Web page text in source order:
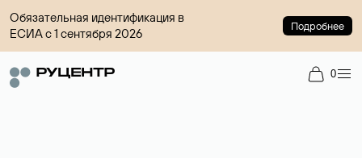
Обязательная идентификация в
ЕСИА с 1 сентября 2026
Подробнее
0